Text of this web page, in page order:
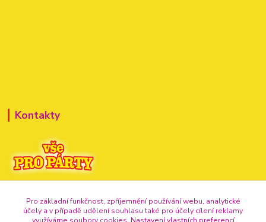
Kontakty
info@vse-pro-party.cz
Pro základní funkčnost, zpříjemnění používání webu, analytické
účely a v případě udělení souhlasu také pro účely cílení reklamy